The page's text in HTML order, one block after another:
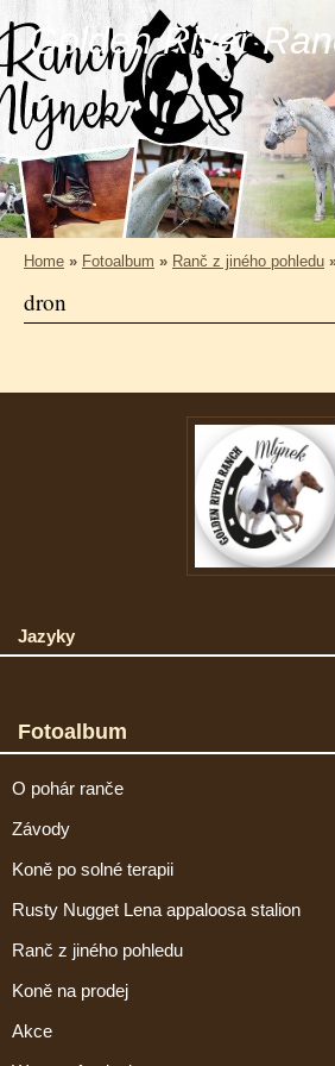
Golden River
Home » Fotoalbum » Ranč z jiného pohledu
dron
Jazyky
Fotoalbum
O pohár ranče
Závody
Koně po solné terapii
Rusty Nugget Lena appaloosa stalion
Ranč z jiného pohledu
Koně na prodej
Akce